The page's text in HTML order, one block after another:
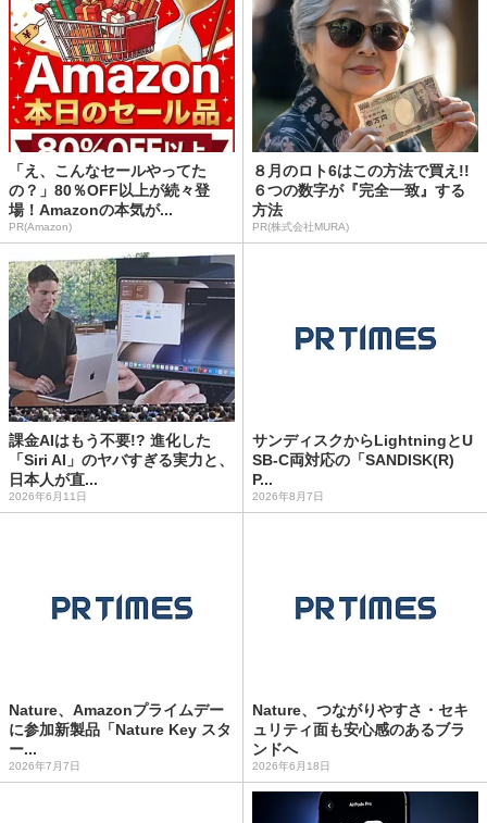
「え、こんなセールやってた
の？」80％OFF以上が続々登
場！Amazonの本気が...
PR(Amazon)
８月のロト6はこの方法で買え!!
６つの数字が『完全一致』する
方法
PR(株式会社MURA)
課金AIはもう不要!? 進化した
「Siri AI」のヤバすぎる実力と、
日本人が直...
2026年6月11日
サンディスクからLightningとU
SB-C両対応の「SANDISK(R)
P...
2026年8月7日
Nature、Amazonプライムデー
に参加新製品「Nature Key スタ
ー...
2026年7月7日
Nature、つながりやすさ・セキ
ュリティ面も安心感のあるブラ
ンドへ
2026年6月18日